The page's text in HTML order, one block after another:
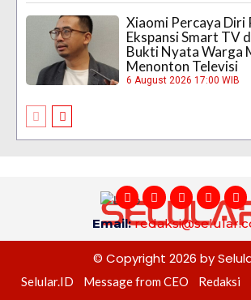
Xiaomi Percaya Diri
Ekspansi Smart TV
Bukti Nyata Warga
Menonton Televisi
6 August 2026 17:00 WIB
Email:
© Copyright 2026 by
Selular.ID Message from CEO Redaksi